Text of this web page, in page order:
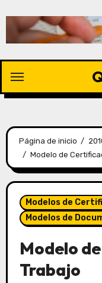
Página de inicio
Modelo de
Modelos de
Modelos de
Modelo
Trabajo